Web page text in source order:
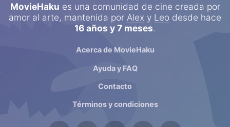
MovieHaku es una comunidad de cine creada por
amor al arte, mantenida por Alex y Leo desde hace
16 años y 7 meses.
Acerca de MovieHaku
Ayuda y FAQ
Contacto
Términos y condiciones